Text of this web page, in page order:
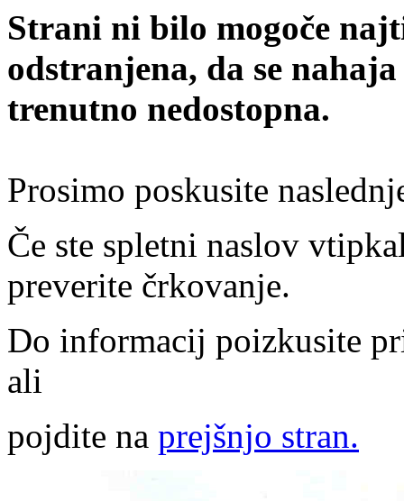
Strani ni bilo mogoče
odstranjena, da se
trenutno nedostopna.
Prosimo poskusite
Če ste spletni naslov
preverite črkovanje.
Do informacij poizkusite
ali
pojdite na prejšnjo stran.